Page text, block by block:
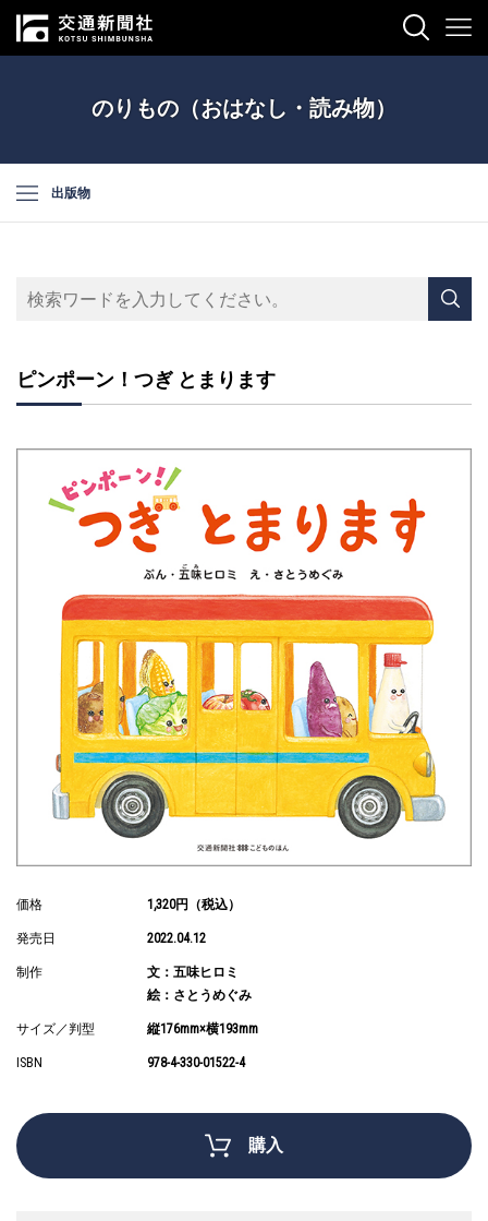
のりもの（おはなし・読み物）
出版物
ピンポーン！つぎ とまります
価格 1,320円（税込）
発売日 2022.04.12
制作
文：五味ヒロミ
絵：さとうめぐみ
サイズ／判型 縦176mm×横193mm
ISBN 978-4-330-01522-4
購入